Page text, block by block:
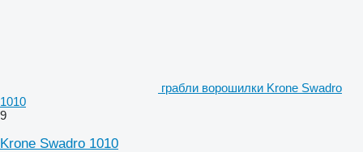
грабли ворошилки Krone Swadro
1010
9
Krone Swadro 1010